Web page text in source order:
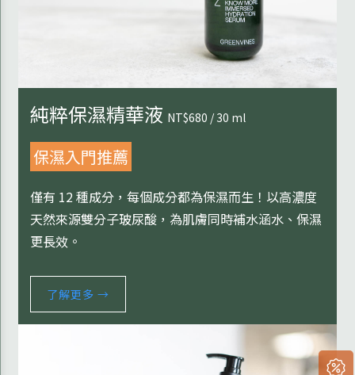
純粹保濕精華液 NT$680 / 30 ml
保濕入門推薦
僅有 12 種成分，每個成分都為保濕而生！以高濃度
天然來源雙分子玻尿酸，為肌膚同時補水涵水、保濕
更長效。
了解更多 →